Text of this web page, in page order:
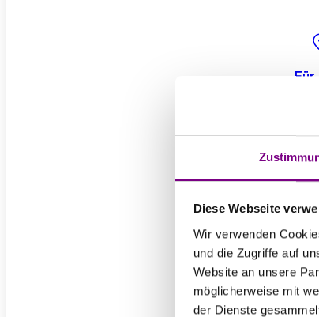
Diese Webseite
Wir verwenden
und die Zugriffe auf
Website an unsere
möglicherweise mit
der Dienste
Für